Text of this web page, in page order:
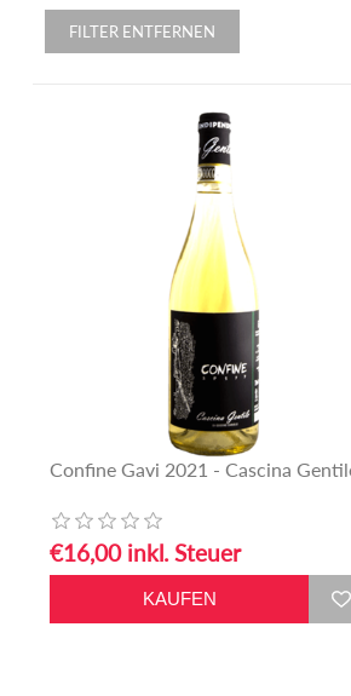
FILTER ENTFERNEN
Confine Gavi 2021 - Cascina
€16,00 inkl. Steuer